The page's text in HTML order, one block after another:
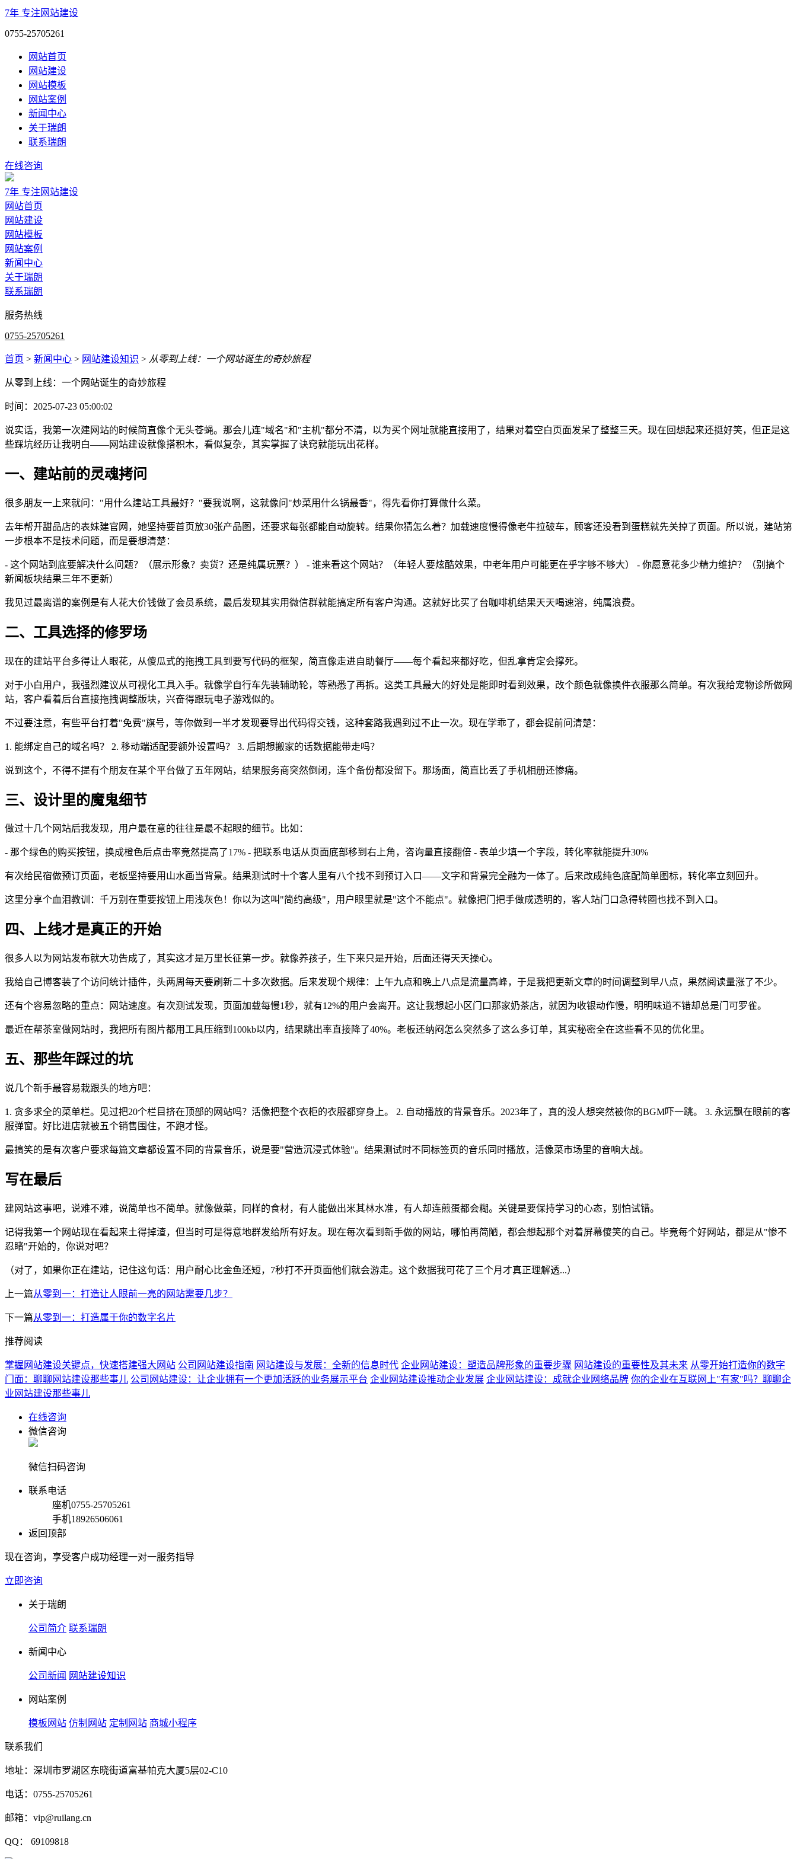
7年 专注网站建设
0755-25705261
网站首页
网站建设
网站模板
网站案例
新闻中心
关于瑞朗
联系瑞朗
在线咨询
7年 专注网站建设
网站首页
网站建设
网站模板
网站案例
新闻中心
关于瑞朗
联系瑞朗
服务热线
0755-25705261
首页 > 新闻中心 > 网站建设知识 > 从零到上线：一个网站诞生的奇妙旅程
从零到上线：一个网站诞生的奇妙旅程
时间：2025-07-23 05:00:02
说实话，我第一次建网站的时候简直像个无头苍蝇。那会儿连"域名"和"主机"都分不清，以为买个网址就能直接用了，结果对着空白页面发呆了整整三天。现在回想起来还挺好笑，但正是这
些踩坑经历让我明白——网站建设就像搭积木，看似复杂，其实掌握了诀窍就能玩出花样。
一、建站前的灵魂拷问
很多朋友一上来就问："用什么建站工具最好？"要我说啊，这就像问"炒菜用什么锅最香"，得先看你打算做什么菜。
去年帮开甜品店的表妹建官网，她坚持要首页放30张产品图，还要求每张都能自动旋转。结果你猜怎么着？加载速度慢得像老牛拉破车，顾客还没看到蛋糕就先关掉了页面。所以说，建站第
一步根本不是技术问题，而是要想清楚：
- 这个网站到底要解决什么问题？（展示形象？卖货？还是纯属玩票？） - 谁来看这个网站？（年轻人要炫酷效果，中老年用户可能更在乎字够不够大） - 你愿意花多少精力维护？（别搞个
新闻板块结果三年不更新）
我见过最离谱的案例是有人花大价钱做了会员系统，最后发现其实用微信群就能搞定所有客户沟通。这就好比买了台咖啡机结果天天喝速溶，纯属浪费。
二、工具选择的修罗场
现在的建站平台多得让人眼花，从傻瓜式的拖拽工具到要写代码的框架，简直像走进自助餐厅——每个看起来都好吃，但乱拿肯定会撑死。
对于小白用户，我强烈建议从可视化工具入手。就像学自行车先装辅助轮，等熟悉了再拆。这类工具最大的好处是能即时看到效果，改个颜色就像换件衣服那么简单。有次我给宠物诊所做网
站，客户看着后台直接拖拽调整版块，兴奋得跟玩电子游戏似的。
不过要注意，有些平台打着"免费"旗号，等你做到一半才发现要导出代码得交钱，这种套路我遇到过不止一次。现在学乖了，都会提前问清楚：
1. 能绑定自己的域名吗？ 2. 移动端适配要额外设置吗？ 3. 后期想搬家的话数据能带走吗？
说到这个，不得不提有个朋友在某个平台做了五年网站，结果服务商突然倒闭，连个备份都没留下。那场面，简直比丢了手机相册还惨痛。
三、设计里的魔鬼细节
做过十几个网站后我发现，用户最在意的往往是最不起眼的细节。比如：
- 那个绿色的购买按钮，换成橙色后点击率竟然提高了17% - 把联系电话从页面底部移到右上角，咨询量直接翻倍 - 表单少填一个字段，转化率就能提升30%
有次给民宿做预订页面，老板坚持要用山水画当背景。结果测试时十个客人里有八个找不到预订入口——文字和背景完全融为一体了。后来改成纯色底配简单图标，转化率立刻回升。
这里分享个血泪教训：千万别在重要按钮上用浅灰色！你以为这叫"简约高级"，用户眼里就是"这个不能点"。就像把门把手做成透明的，客人站门口急得转圈也找不到入口。
四、上线才是真正的开始
很多人以为网站发布就大功告成了，其实这才是万里长征第一步。就像养孩子，生下来只是开始，后面还得天天操心。
我给自己博客装了个访问统计插件，头两周每天要刷新二十多次数据。后来发现个规律：上午九点和晚上八点是流量高峰，于是我把更新文章的时间调整到早八点，果然阅读量涨了不少。
还有个容易忽略的重点：网站速度。有次测试发现，页面加载每慢1秒，就有12%的用户会离开。这让我想起小区门口那家奶茶店，就因为收银动作慢，明明味道不错却总是门可罗雀。
最近在帮茶室做网站时，我把所有图片都用工具压缩到100kb以内，结果跳出率直接降了40%。老板还纳闷怎么突然多了这么多订单，其实秘密全在这些看不见的优化里。
五、那些年踩过的坑
说几个新手最容易栽跟头的地方吧：
1. 贪多求全的菜单栏。见过把20个栏目挤在顶部的网站吗？活像把整个衣柜的衣服都穿身上。 2. 自动播放的背景音乐。2023年了，真的没人想突然被你的BGM吓一跳。 3. 永远飘在眼前的客
服弹窗。好比进店就被五个销售围住，不跑才怪。
最搞笑的是有次客户要求每篇文章都设置不同的背景音乐，说是要"营造沉浸式体验"。结果测试时不同标签页的音乐同时播放，活像菜市场里的音响大战。
写在最后
建网站这事吧，说难不难，说简单也不简单。就像做菜，同样的食材，有人能做出米其林水准，有人却连煎蛋都会糊。关键是要保持学习的心态，别怕试错。
记得我第一个网站现在看起来土得掉渣，但当时可是得意地群发给所有好友。现在每次看到新手做的网站，哪怕再简陋，都会想起那个对着屏幕傻笑的自己。毕竟每个好网站，都是从"惨不
忍睹"开始的，你说对吧？
（对了，如果你正在建站，记住这句话：用户耐心比金鱼还短，7秒打不开页面他们就会游走。这个数据我可花了三个月才真正理解透...）
上一篇从零到一：打造让人眼前一亮的网站需要几步？
下一篇从零到一：打造属于你的数字名片
推荐阅读
掌握网站建设关键点，快速搭建强大网站 公司网站建设指南 网站建设与发展：全新的信息时代 企业网站建设：塑造品牌形象的重要步骤 网站建设的重要性及其未来 从零开始打造你的数字
门面：聊聊网站建设那些事儿 公司网站建设：让企业拥有一个更加活跃的业务展示平台 企业网站建设推动企业发展 企业网站建设：成就企业网络品牌 你的企业在互联网上"有家"吗？聊聊企
业网站建设那些事儿
在线咨询
微信咨询
微信扫码咨询
联系电话
座机0755-25705261
手机18926506061
返回顶部
现在咨询，享受客户成功经理一对一服务指导
立即咨询
关于瑞朗
公司简介 联系瑞朗
新闻中心
公司新闻 网站建设知识
网站案例
模板网站 仿制网站 定制网站 商城小程序
联系我们
地址：深圳市罗湖区东晓街道富基帕克大厦5层02-C10
电话：0755-25705261
邮箱：vip@ruilang.cn
QQ： 69109818